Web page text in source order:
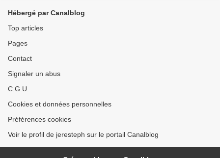
Hébergé par Canalblog
Top articles
Pages
Contact
Signaler un abus
C.G.U.
Cookies et données personnelles
Préférences cookies
Voir le profil de jeresteph sur le portail Canalblog